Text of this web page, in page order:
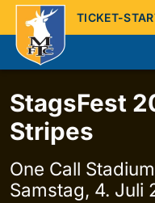
TICKET-
StagsFest
Stripes
One Call
Samstag, 4. Juli